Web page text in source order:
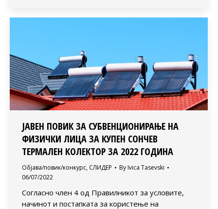
ЈАВЕН ПОВИК ЗА СУБВЕНЦИОНИРАЊЕ НА
ФИЗИЧКИ ЛИЦА ЗА КУПЕН СОНЧЕВ
ТЕРМАЛЕН КОЛЕКТОР ЗА 2022 ГОДИНА
Објава/повик/конкурс, СЛИДЕР By Ivica Tasevski
06/07/2022
Согласно член 4 од Правилникот за условите,
начинот и постапката за користење на